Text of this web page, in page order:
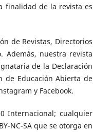
finalidad de la revista es
de Revistas, Directorios
Además, nuestra revista
de la Declaración
de Educación Abierta de
y Facebook.
Internacional; cualquier
NC-SA que se otorga en